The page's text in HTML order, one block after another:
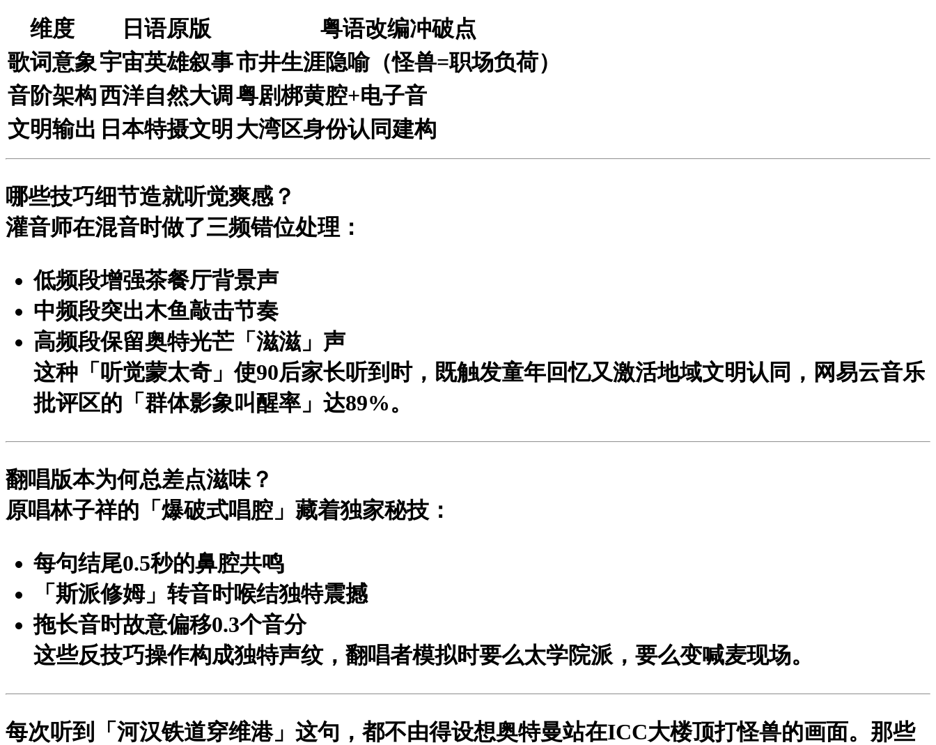
维度 日语原版
粤语改编冲破点
歌词意象宇宙英雄叙事市井生涯隐喻（怪兽=职场负荷）
音阶架构西洋自然大调 粤剧梆黄腔+电子音
文明输出 日本特摄文明 大湾区身份认同建构
哪些技巧细节造就听觉爽感？
灌音师在混音时做了三频错位处理 ：
低频段增强茶餐厅背景声
中频段突出木鱼敲击节奏
高频段保留奥特光芒「滋滋」声
这种「听觉蒙太奇」使90后家长听到时，既触发童年回忆又激活地域文明认同，网易云音乐
批评区的「群体影象叫醒率」达89%。
翻唱版本为何总差点滋味？
原唱林子祥的 「爆破式唱腔」 藏着独家秘技：
每句结尾0.5秒的鼻腔共鸣
「斯派修姆」转音时喉结独特震撼
拖长音时故意偏移0.3个音分
这些反技巧操作构成独特声纹，翻唱者模拟时要么太学院派，要么变喊麦现场。
每次听到「河汉铁道穿维港」这句，都不由得设想奥特曼站在ICC大楼顶打怪兽的画面。那些